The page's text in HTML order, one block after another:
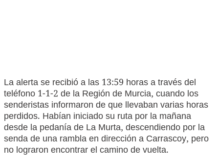
La alerta se recibió a las 13:59 horas a través del
teléfono 1-1-2 de la Región de Murcia, cuando los
senderistas informaron de que llevaban varias horas
perdidos. Habían iniciado su ruta por la mañana
desde la pedanía de La Murta, descendiendo por la
senda de una rambla en dirección a Carrascoy, pero
no lograron encontrar el camino de vuelta.